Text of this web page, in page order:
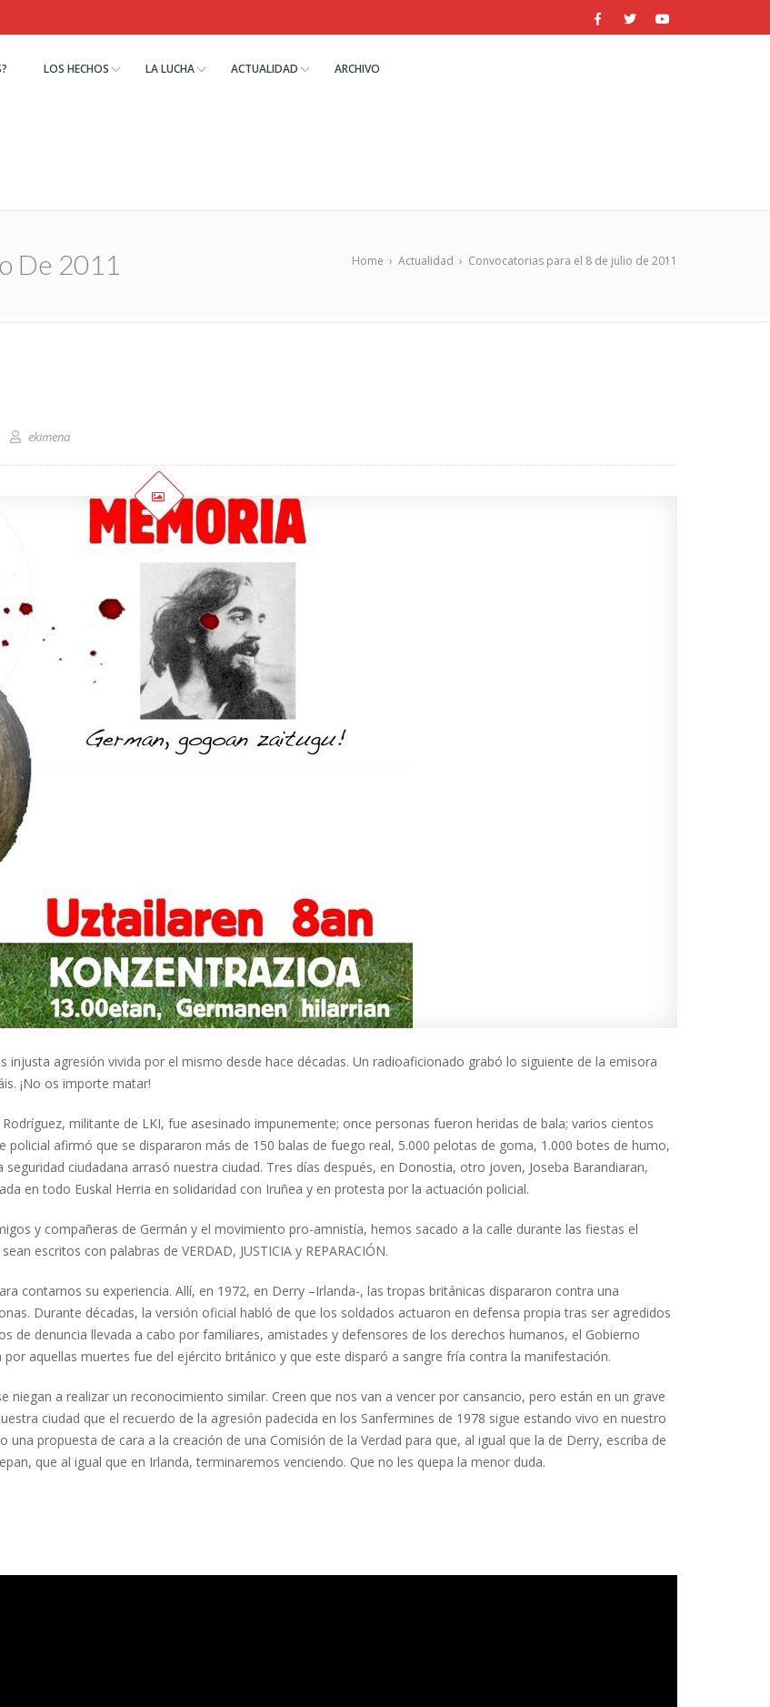
LOS HECHOS LA LUCHA ACTUALIDAD ARCHIVO
De 2011 Home › Actualidad › Convocatorias para el 8 de julio de 2011
ekimena
injusta agresión vivida por el mismo desde hace décadas. Un radioaficionado grabó lo siguiente de la emisora
¡No os importe matar!
militante de LKI, fue asesinado impunemente; once personas fueron heridas de bala; varios cientos
afirmó que se dispararon más de 150 balas de fuego real, 5.000 pelotas de goma, 1.000 botes de humo,
ciudadana arrasó nuestra ciudad. Tres días después, en Donostia, otro joven, Joseba Barandiaran,
en todo Euskal Herria en solidaridad con Iruñea y en protesta por la actuación policial.
y compañeras de Germán y el movimiento pro-amnistía, hemos sacado a la calle durante las fiestas el
escritos con palabras de VERDAD, JUSTICIA y REPARACIÓN.
contarnos su experiencia. Allí, en 1972, en Derry –Irlanda-, las tropas británicas dispararon contra una
Durante décadas, la versión oficial habló de que los soldados actuaron en defensa propia tras ser agredidos
de denuncia llevada a cabo por familiares, amistades y defensores de los derechos humanos, el Gobierno
aquellas muertes fue del ejército británico y que este disparó a sangre fría contra la manifestación.
niegan a realizar un reconocimiento similar. Creen que nos van a vencer por cansancio, pero están en un grave
ciudad que el recuerdo de la agresión padecida en los Sanfermines de 1978 sigue estando vivo en nuestro
propuesta de cara a la creación de una Comisión de la Verdad para que, al igual que la de Derry, escriba de
que al igual que en Irlanda, terminaremos venciendo. Que no les quepa la menor duda.